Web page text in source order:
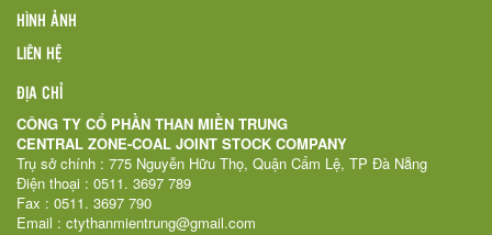
HÌNH ẢNH
LIÊN HỆ
ĐỊA CHỈ
CÔNG TY CỔ PHẦN THAN MIỀN TRUNG
CENTRAL ZONE-COAL JOINT STOCK COMPANY
Trụ sở chính : 775 Nguyễn Hữu Thọ, Quận Cẩm Lệ, TP Đà Nẵng
Điện thoại : 0511. 3697 789
Fax : 0511. 3697 790
Email : ctythanmientrung@gmail.com